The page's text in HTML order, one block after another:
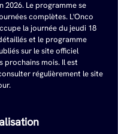
2026. Le programme se
complètes. L'Onco
la journée du jeudi 18
et le programme
sur le site officiel
prochains mois. Il est
régulièrement le site